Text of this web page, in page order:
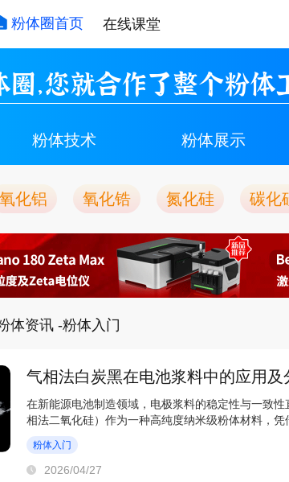
粉体圈首页 在线课堂
，您就合作了整个粉体
粉体技术 粉体展示
氧化铝 氧化锆 氮化硅 碳化
体资讯 -粉体入门
气相法白炭黑在电池浆料中的应用及
在新能源电池制造领域，电极浆料的稳定性与一致
相法二氧化硅）作为一种高纯度纳米级粉体材料，
料配方中不可或缺...
粉体入门
2026/04/27